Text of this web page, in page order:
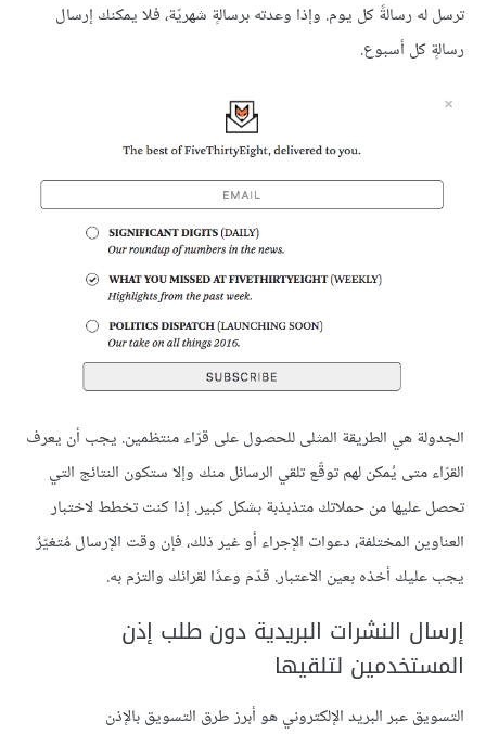
ترسل له رسالةً كل يوم. وإذا وعدته برسالةٍ شهريّة، فلا يمكنك إرسال
رسالةٍ كل أسبوع.
الجدولة هي الطريقة المثلى للحصول على قرّاء منتظمين. يجب أن يعرف
القرّاء متى يُمكن لهم توقّع تلقي الرسائل منك وإلا ستكون النتائج التي
تحصل عليها من حملاتك متذبذبة بشكل كبير. إذا كنت تخطط لاختبار
العناوين المختلفة، دعوات الإجراء أو غير ذلك، فإن وقت الإرسال مُتغيّرٌ
يجب عليك أخذه بعين الاعتبار. قدّم وعدًا لقرائك والتزم به.
إرسال النشرات البريدية دون طلب إذن
المستخدمين لتلقيها
التسويق عبر البريد الإلكتروني هو أبرز طرق التسويق بالإذن